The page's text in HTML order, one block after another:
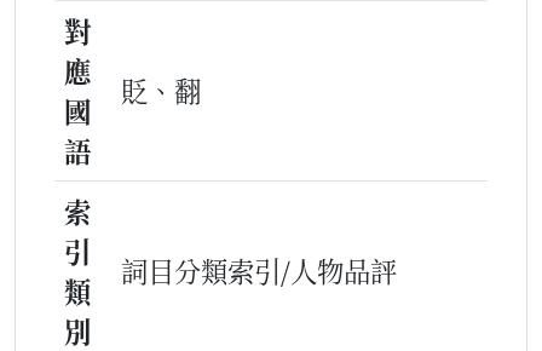
對
應
國
語
貶、翻
索
引
類
別
詞目分類索引/人物品評